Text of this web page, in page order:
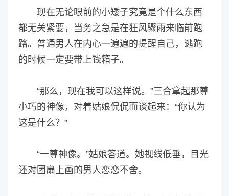
现在无论眼前的小矮子究竟是个什么东西
都无关紧要，当务之急是在狂风骤雨来临前跑
路。普通男人在内心一遍遍的提醒自己，逃跑
的时候一定要带上钱箱子。
“那么，现在我可以这样说。”三合拿起那尊
小巧的神像，对着姑娘侃侃而谈起来：“你认为
这是什么？”
“一尊神像。”姑娘答道。她视线低垂，目光
还对团扇上画的男人恋恋不舍。